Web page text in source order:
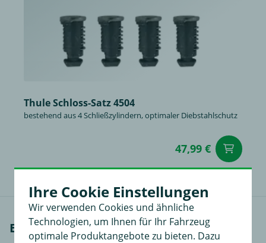
Thule Schloss-Satz 4504
bestehend aus 4 Schließzylindern, optimaler Diebstahlschutz
47,99 €
Einbauanleitungen
Ihre Cookie Einstellungen
Wir verwenden Cookies und ähnliche
Technologien, um Ihnen für Ihr Fahrzeug
optimale Produktangebote zu bieten. Dazu